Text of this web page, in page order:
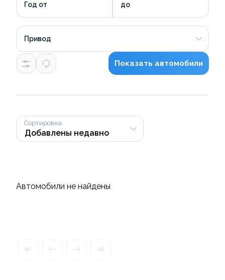
Год от до
Привод
Показать автомобили
Сортировка
Автомобили не найдены